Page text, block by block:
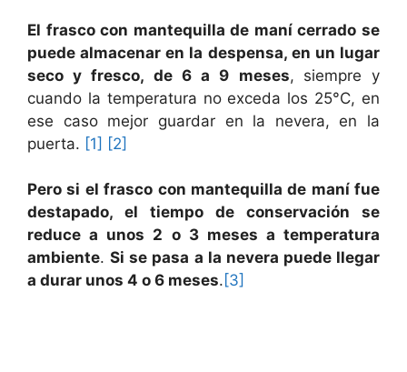
El frasco con mantequilla de maní cerrado se
puede almacenar en la despensa, en un lugar
seco y fresco, de 6 a 9 meses, siempre y
cuando la temperatura no exceda los 25°C, en
ese caso mejor guardar en la nevera, en la
puerta. [1] [2]
Pero si el frasco con mantequilla de maní fue
destapado, el tiempo de conservación se
reduce a unos 2 o 3 meses a temperatura
ambiente.Si se pasa a la nevera puede llegar
a durar unos 4 o 6 meses. [3]